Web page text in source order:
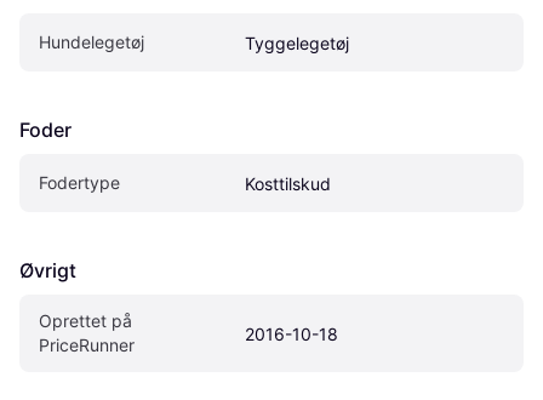
Hundelegetøj Tyggelegetøj
Foder
Fodertype Kosttilskud
Øvrigt
Oprettet på
PriceRunner
2016-10-18